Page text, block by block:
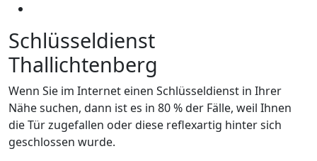
Schlüsseldienst
Thallichtenberg
Wenn Sie im Internet einen Schlüsseldienst in Ihrer
Nähe suchen, dann ist es in 80 % der Fälle, weil Ihnen
die Tür zugefallen oder diese reflexartig hinter sich
geschlossen wurde.